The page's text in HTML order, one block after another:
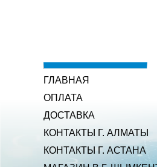
ГЛАВНАЯ
ОПЛАТА
ДОСТАВКА
КОНТАКТЫ Г. АЛМАТЫ
КОНТАКТЫ Г. АСТАНА